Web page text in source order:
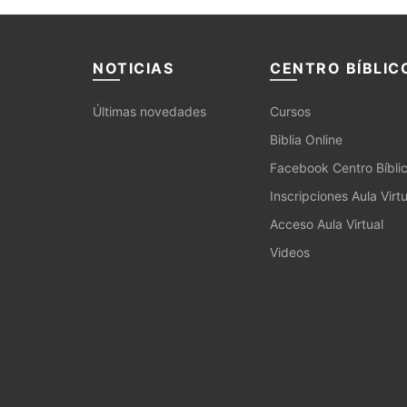
NOTICIAS
Últimas novedades
CENTRO
Cursos
Biblia Online
Facebook Centro
Inscripciones Aula
Acceso Aula Virtual
Videos